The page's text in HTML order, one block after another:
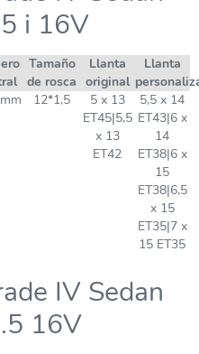
i 16V
Tamaño
de rosca
Llanta
original
Llanta
12*1,5
5 x 13
ET45|5,5
x 13
ET42
5,5 x 14
ET43|6 x
14
ET38|6 x
15
ET38|6,5
x 15
ET35|7 x
15 ET35
IV Sedan
16V